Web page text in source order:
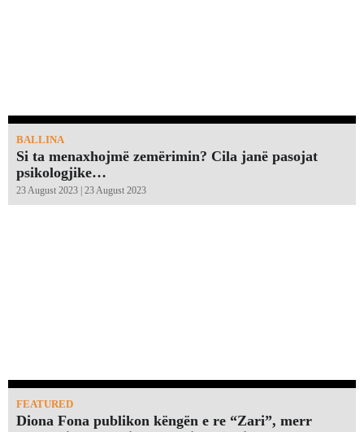
BALLINA
Si ta menaxhojmë zemërimin? Cila janë pasojat
psikologjike…
23 August 2023 | 23 August 2023
FEATURED
Diona Fona publikon këngën e re “Zari”, merr